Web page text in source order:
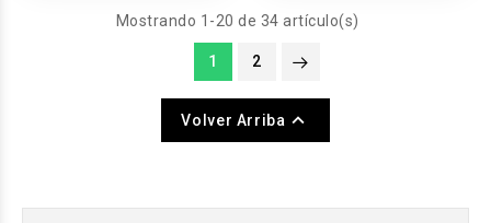
Mostrando 1-20 de 34 artículo(s)
1 2
Volver Arriba 